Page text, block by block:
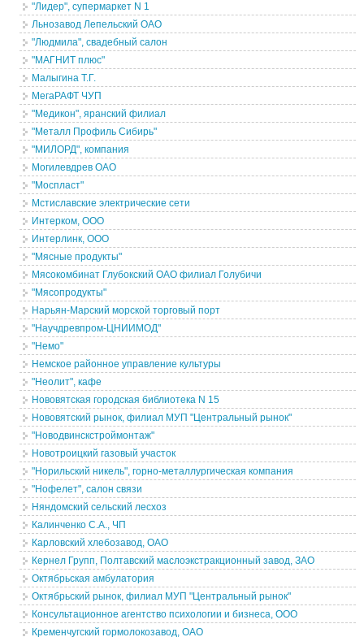
"Лидер", супермаркет N 1
Льнозавод Лепельский ОАО
"Людмила", свадебный салон
"МАГНИТ плюс"
Малыгина Т.Г.
МегаРАФТ ЧУП
"Медикон", яранский филиал
"Металл Профиль Сибирь"
"МИЛОРД", компания
Могилевдрев ОАО
"Моспласт"
Мстиславские электрические сети
Интерком, ООО
Интерлинк, ООО
"Мясные продукты"
Мясокомбинат Глубокский ОАО филиал Голубичи
"Мясопродукты"
Нарьян-Марский морской торговый порт
"Научдревпром-ЦНИИМОД"
"Немо"
Немское районное управление культуры
"Неолит", кафе
Нововятская городская библиотека N 15
Нововятский рынок, филиал МУП "Центральный рынок"
"Новодвинскстроймонтаж"
Новотроицкий газовый участок
"Норильский никель", горно-металлургическая компания
"Нофелет", салон связи
Няндомский сельский лесхоз
Калинченко С.А., ЧП
Карловский хлебозавод, ОАО
Кернел Групп, Полтавский маслоэкстракционный завод, ЗАО
Октябрьская амбулатория
Октябрьский рынок, филиал МУП "Центральный рынок"
Консультационное агентство психологии и бизнеса, ООО
Кременчугский гормолокозавод, ОАО